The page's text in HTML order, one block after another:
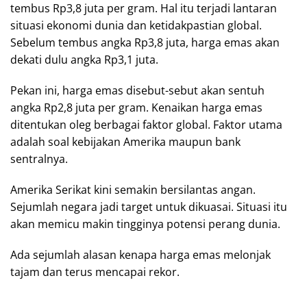
tembus Rp3,8 juta per gram. Hal itu terjadi lantaran
situasi ekonomi dunia dan ketidakpastian global.
Sebelum tembus angka Rp3,8 juta, harga emas akan
dekati dulu angka Rp3,1 juta.
Pekan ini, harga emas disebut-sebut akan sentuh
angka Rp2,8 juta per gram. Kenaikan harga emas
ditentukan oleg berbagai faktor global. Faktor utama
adalah soal kebijakan Amerika maupun bank
sentralnya.
Amerika Serikat kini semakin bersilantas angan.
Sejumlah negara jadi target untuk dikuasai. Situasi itu
akan memicu makin tingginya potensi perang dunia.
Ada sejumlah alasan kenapa harga emas melonjak
tajam dan terus mencapai rekor.